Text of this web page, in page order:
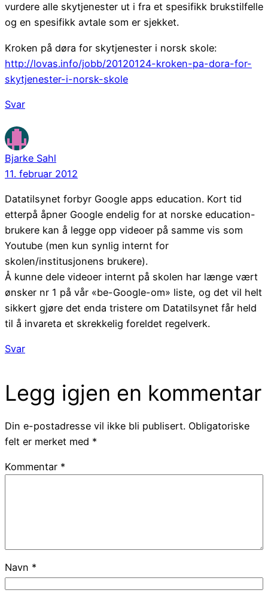
vurdere alle skytjenester ut i fra et spesifikk brukstilfelle
og en spesifikk avtale som er sjekket.
Kroken på døra for skytjenester i norsk skole:
http://lovas.info/jobb/20120124-kroken-pa-dora-for-
skytjenester-i-norsk-skole
Svar
Bjarke Sahl
11. februar 2012
Datatilsynet forbyr Google apps education. Kort tid
etterpå åpner Google endelig for at norske education-
brukere kan å legge opp videoer på samme vis som
Youtube (men kun synlig internt for
skolen/institusjonens brukere).
Å kunne dele videoer internt på skolen har længe vært
ønsker nr 1 på vår «be-Google-om» liste, og det vil helt
sikkert gjøre det enda tristere om Datatilsynet får held
til å invareta et skrekkelig foreldet regelverk.
Svar
Legg igjen en kommentar
Din e-postadresse vil ikke bli publisert. Obligatoriske
felt er merket med *
Kommentar *
Navn *